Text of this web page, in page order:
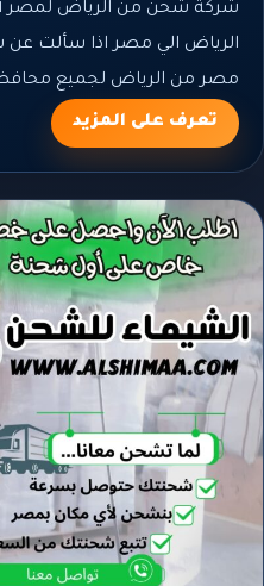
شركة شحن من الرياض
الرياض الي مصر اذا سألت
مصر من الرياض لجميع
تعرف على المزيد